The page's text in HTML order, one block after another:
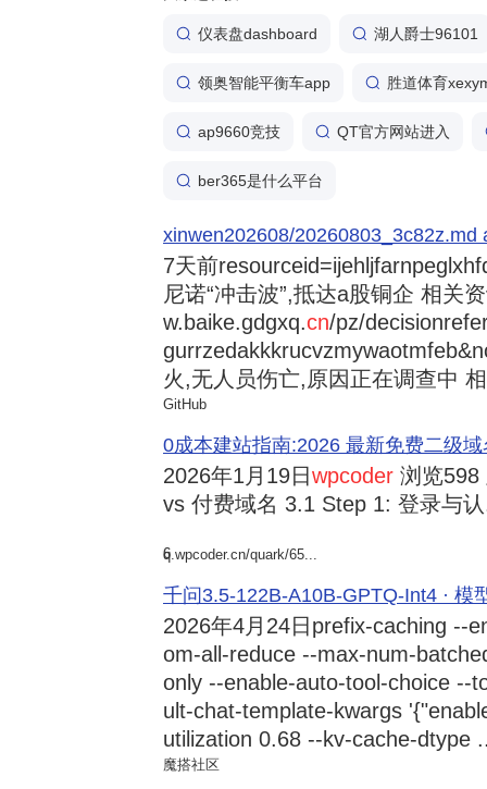
仪表盘dashboard 湖人爵士96101
领奥智能平衡车app 胜道体育
ap9660竞技 QT官方网站进入
ber365是什么平台
xinwen202608/20260803_3c82z.md
7天前
尼诺“冲击波”,抵达a股铜企 相关
w.baike.gdgxq.cn/pz/
火,无人员伤亡,原因正在调查中
GitHub
0成本建站指南:2026 最新免费二级
2026年1月19日wpcoder 浏览598
vs 付费域名 3.1 Step 1: 登录与
6
q.wpcoder.cn/quark/65...
千问3.5-122B-A10B-GPTQ-Int4 · 模
2026年4月24日 prefix-caching --
om-all-reduce --max-num-
only --enable-auto-tool-choice --
ult-chat-template-kwargs
utilization 0.68 --kv-cache-dtype
魔搭社区